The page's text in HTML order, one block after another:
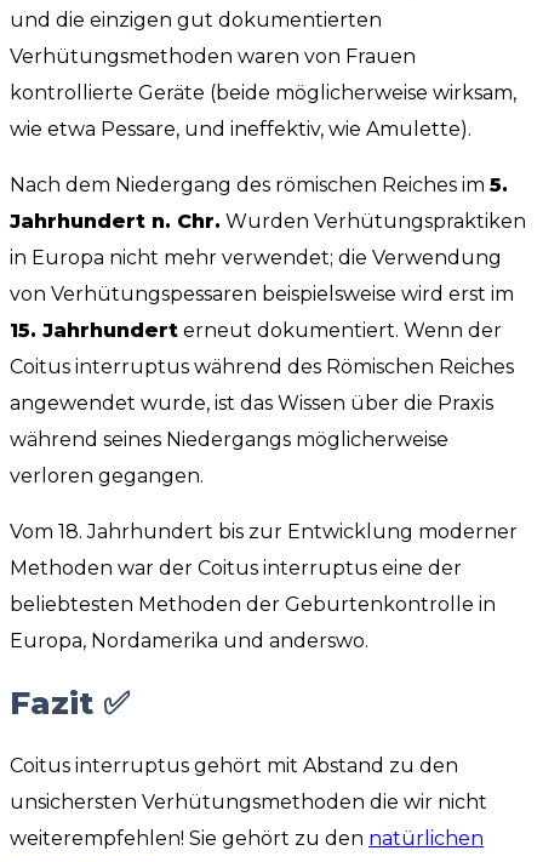
und die einzigen gut dokumentierten
Verhütungsmethoden waren von Frauen
kontrollierte Geräte (beide möglicherweise wirksam,
wie etwa Pessare, und ineffektiv, wie Amulette).
Nach dem Niedergang des römischen Reiches im 5.
Jahrhundert n. Chr. Wurden Verhütungspraktiken
in Europa nicht mehr verwendet; die Verwendung
von Verhütungspessaren beispielsweise wird erst im
15. Jahrhundert erneut dokumentiert. Wenn der
Coitus interruptus während des Römischen Reiches
angewendet wurde, ist das Wissen über die Praxis
während seines Niedergangs möglicherweise
verloren gegangen.
Vom 18. Jahrhundert bis zur Entwicklung moderner
Methoden war der Coitus interruptus eine der
beliebtesten Methoden der Geburtenkontrolle in
Europa, Nordamerika und anderswo.
Fazit ✅
Coitus interruptus gehört mit Abstand zu den
unsichersten Verhütungsmethoden die wir nicht
weiterempfehlen! Sie gehört zu den natürlichen